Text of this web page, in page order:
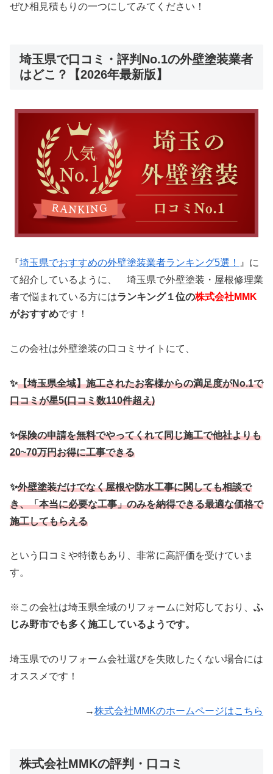
ぜひ相見積もりの一つにしてみてください！
埼玉県で口コミ・評判No.1の外壁塗装業者
はどこ？【2026年最新版】
『 埼玉県でおすすめの外壁塗装業者ランキング5選！ 』に
て紹介しているように、 埼玉県で外壁塗装・屋根修理業
者で悩まれている方にはランキング１位の株式会社MMK
がおすすめです！
この会社は外壁塗装の口コミサイトにて、
✨【埼玉県全域】施工されたお客様からの満足度がNo.1で
口コミが星5(口コミ数110件超え)
✨保険の申請を無料でやってくれて同じ施工で他社よりも
20~70万円お得に工事できる
✨外壁塗装だけでなく屋根や防水工事に関しても相談で
き、「本当に必要な工事」のみを納得できる最適な価格で
施工してもらえる
という口コミや特徴もあり、非常に高評価を受けていま
す。
※この会社は埼玉県全域のリフォームに対応しており、 ふ
じみ野市でも多く施工しているようです。
埼玉県でのリフォーム会社選びを失敗したくない場合には
オススメです！
→株式会社MMKのホームページはこちら
株式会社MMKの評判・口コミ